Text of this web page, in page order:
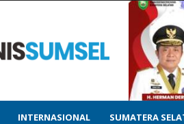
–
Menyajikan
&
Terupdate
INTERNASIONAL SUMATERA